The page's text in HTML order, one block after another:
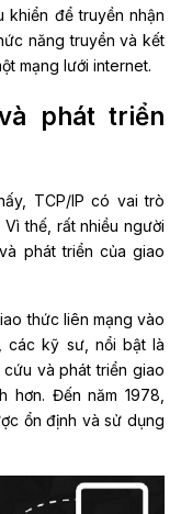
khiển để truyền nhận
năng truyền và kết
mạng lưới internet.
phát triển
TCP/IP có vai trò
Vì thế, rất nhiều người
phát triển của giao
thức liên mạng vào
các kỹ sư, nổi bật là
và phát triển giao
hơn. Đến năm 1978,
ổn định và sử dụng